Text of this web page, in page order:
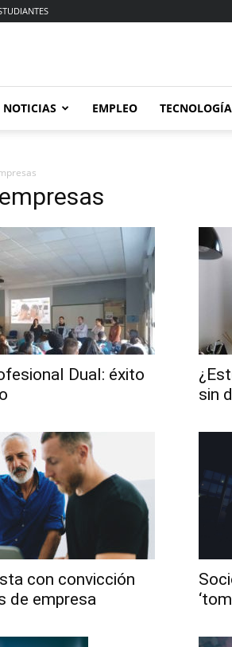
NOTICIAS EMPLEO TECNOLOGÍA
Dual: éxito
sin
con convicción
de empresa